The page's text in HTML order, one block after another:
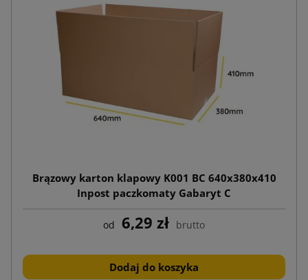
Brązowy karton klapowy K001 BC 640x380x410
Inpost paczkomaty Gabaryt C
od 6,29 zł brutto
Dodaj do koszyka